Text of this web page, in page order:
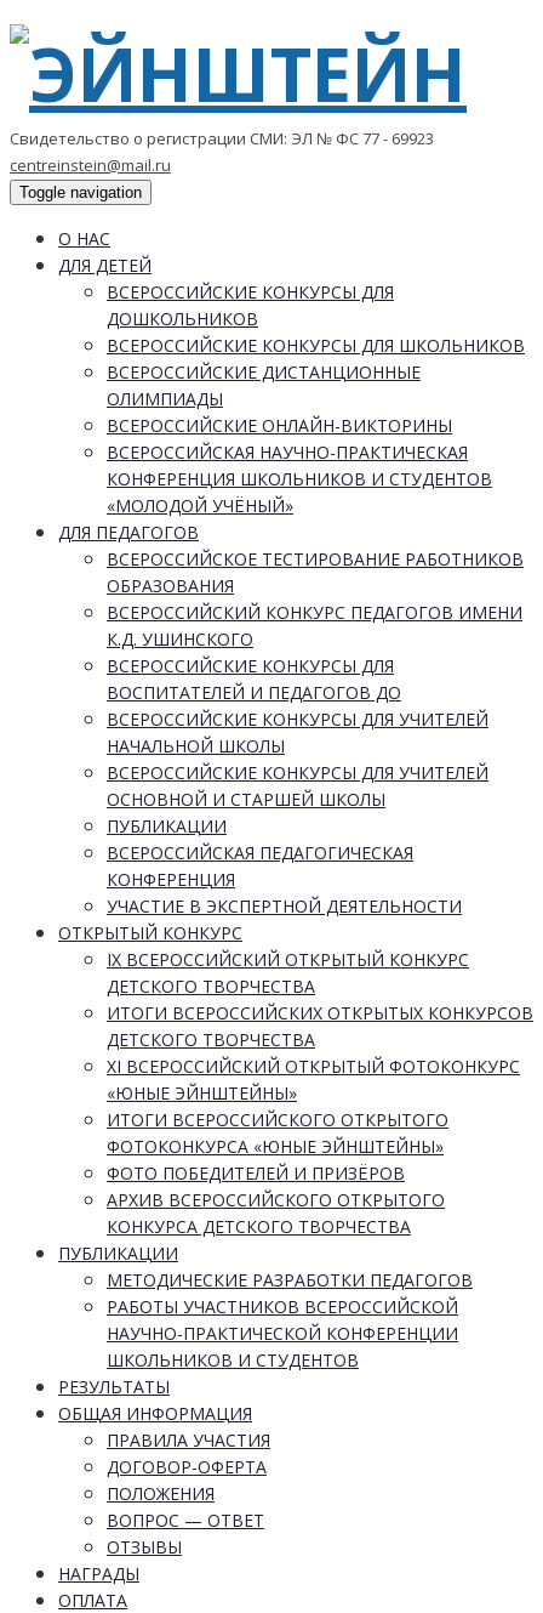
Свидетельство о регистрации СМИ: ЭЛ № ФС 77 - 69923
centreinstein@mail.ru
Toggle navigation
О НАС
ДЛЯ ДЕТЕЙ
ВСЕРОССИЙСКИЕ КОНКУРСЫ ДЛЯ
ДОШКОЛЬНИКОВ
ВСЕРОССИЙСКИЕ КОНКУРСЫ ДЛЯ ШКОЛЬНИКОВ
ВСЕРОССИЙСКИЕ ДИСТАНЦИОННЫЕ
ОЛИМПИАДЫ
ВСЕРОССИЙСКИЕ ОНЛАЙН-ВИКТОРИНЫ
ВСЕРОССИЙСКАЯ НАУЧНО-ПРАКТИЧЕСКАЯ
КОНФЕРЕНЦИЯ ШКОЛЬНИКОВ И СТУДЕНТОВ
«МОЛОДОЙ УЧЁНЫЙ»
ДЛЯ ПЕДАГОГОВ
ВСЕРОССИЙСКОЕ ТЕСТИРОВАНИЕ РАБОТНИКОВ
ОБРАЗОВАНИЯ
ВСЕРОССИЙСКИЙ КОНКУРС ПЕДАГОГОВ ИМЕНИ
К.Д. УШИНСКОГО
ВСЕРОССИЙСКИЕ КОНКУРСЫ ДЛЯ
ВОСПИТАТЕЛЕЙ И ПЕДАГОГОВ ДО
ВСЕРОССИЙСКИЕ КОНКУРСЫ ДЛЯ УЧИТЕЛЕЙ
НАЧАЛЬНОЙ ШКОЛЫ
ВСЕРОССИЙСКИЕ КОНКУРСЫ ДЛЯ УЧИТЕЛЕЙ
ОСНОВНОЙ И СТАРШЕЙ ШКОЛЫ
ПУБЛИКАЦИИ
ВСЕРОССИЙСКАЯ ПЕДАГОГИЧЕСКАЯ
КОНФЕРЕНЦИЯ
УЧАСТИЕ В ЭКСПЕРТНОЙ ДЕЯТЕЛЬНОСТИ
ОТКРЫТЫЙ КОНКУРС
IX ВСЕРОССИЙСКИЙ ОТКРЫТЫЙ КОНКУРС
ДЕТСКОГО ТВОРЧЕСТВА
ИТОГИ ВСЕРОССИЙСКИХ ОТКРЫТЫХ КОНКУРСОВ
ДЕТСКОГО ТВОРЧЕСТВА
XI ВСЕРОССИЙСКИЙ ОТКРЫТЫЙ ФОТОКОНКУРС
«ЮНЫЕ ЭЙНШТЕЙНЫ»
ИТОГИ ВСЕРОССИЙСКОГО ОТКРЫТОГО
ФОТОКОНКУРСА «ЮНЫЕ ЭЙНШТЕЙНЫ»
ФОТО ПОБЕДИТЕЛЕЙ И ПРИЗЁРОВ
АРХИВ ВСЕРОССИЙСКОГО ОТКРЫТОГО
КОНКУРСА ДЕТСКОГО ТВОРЧЕСТВА
ПУБЛИКАЦИИ
МЕТОДИЧЕСКИЕ РАЗРАБОТКИ ПЕДАГОГОВ
РАБОТЫ УЧАСТНИКОВ ВСЕРОССИЙСКОЙ
НАУЧНО-ПРАКТИЧЕСКОЙ КОНФЕРЕНЦИИ
ШКОЛЬНИКОВ И СТУДЕНТОВ
РЕЗУЛЬТАТЫ
ОБЩАЯ ИНФОРМАЦИЯ
ПРАВИЛА УЧАСТИЯ
ДОГОВОР-ОФЕРТА
ПОЛОЖЕНИЯ
ВОПРОС — ОТВЕТ
ОТЗЫВЫ
НАГРАДЫ
ОПЛАТА